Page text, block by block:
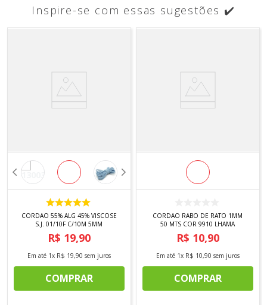
Inspire-se com essas sugestões ✔️
CORDAO 55% ALG 45% VISCOSE
S.J. 01/10F C/10M 5MM
R$ 19,90
Em até 1x R$ 19,90 sem juros
COMPRAR
CORDAO RABO DE RATO 1MM
50 MTS COR 9910 LHAMA
R$ 10,90
Em até 1x R$ 10,90 sem juros
COMPRAR